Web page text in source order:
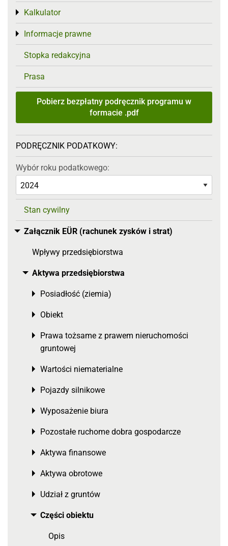
Kalkulator
Toggle menu
Informacje prawne
Toggle menu
Stopka redakcyjna
Prasa
Pobierz bezpłatny podręcznik programu w
formacie .pdf
PODRĘCZNIK PODATKOWY:
Wybór roku podatkowego:
Stan cywilny
Załącznik EÜR (rachunek zysków i strat)
Toggle menu
Wpływy przedsiębiorstwa
Aktywa przedsiębiorstwa
Toggle menu
Posiadłość (ziemia)
Toggle menu
Obiekt
Toggle menu
Prawa tożsame z prawem nieruchomości
gruntowej
Toggle menu
Wartości niematerialne
Toggle menu
Pojazdy silnikowe
Toggle menu
Wyposażenie biura
Toggle menu
Pozostałe ruchome dobra gospodarcze
Toggle menu
Aktywa finansowe
Toggle menu
Aktywa obrotowe
Toggle menu
Udział z gruntów
Toggle menu
Części obiektu
Toggle menu
Opis